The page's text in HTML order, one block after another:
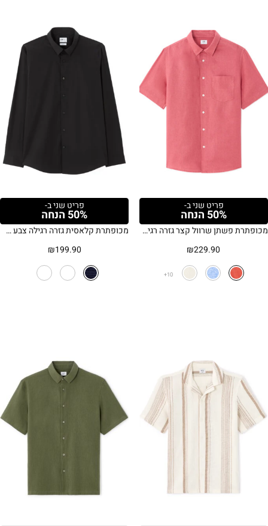
פריט שני ב-
50% הנחה
מכופתרת פשתן שרוול קצר גזרה רגילה
₪229.90
10
פריט שני ב-
50% הנחה
מכופתרת קלאסית גזרה רגילה צבע שחור
₪199.90